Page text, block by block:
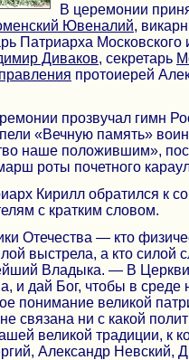
В церемонии
Ювеналий,
Патриарха Московского
Диваков, секретарь
протоиерей
прозвучал гимн
«Вечную память»
наше положившим»,
роты почетного
Кирилл обратился к
с кратким словом.
Отечества — кто
выстрела, а кто силой
Владыка. — В
и дай Бог, чтобы в среде
понимание великой
связана ни с какой
великой традиции, к
Александр Невский,